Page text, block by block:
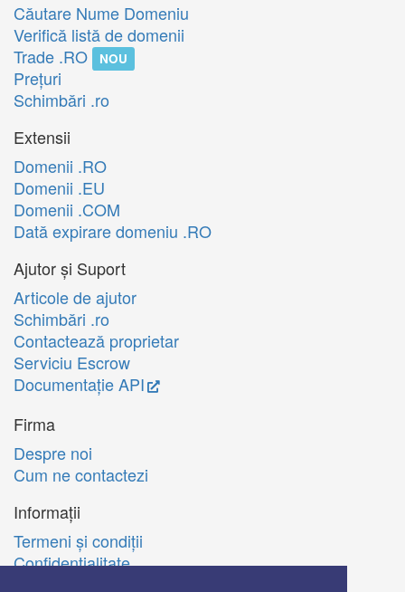
Căutare Nume Domeniu
Verifică listă de domenii
Trade .RO
NOU
Preţuri
Schimbări .ro
Extensii
Domenii .RO
Domenii .EU
Domenii .COM
Dată expirare domeniu .RO
Ajutor și Suport
Articole de ajutor
Schimbări .ro
Contactează proprietar
Serviciu Escrow
Documentație API
Firma
Despre noi
Cum ne contactezi
Informații
Termeni şi condiţii
Confidenţialitate